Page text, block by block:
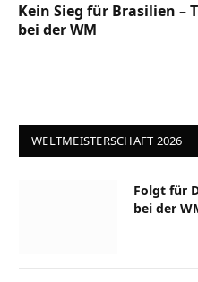
Kein Sieg für Brasilien –
bei der WM
WELTMEISTERSCHAFT 2026
Folgt für
bei der